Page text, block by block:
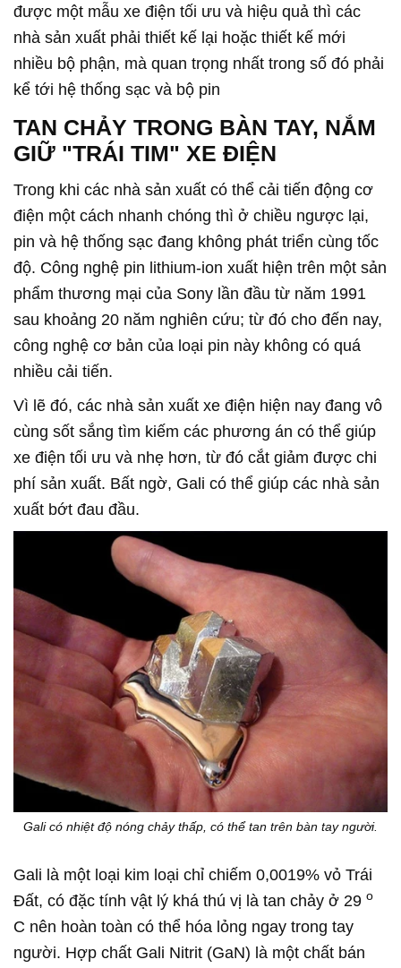
được một mẫu xe điện tối ưu và hiệu quả thì các
nhà sản xuất phải thiết kế lại hoặc thiết kế mới
nhiều bộ phận, mà quan trọng nhất trong số đó phải
kể tới hệ thống sạc và bộ pin
TAN CHẢY TRONG BÀN TAY, NẮM
GIỮ "TRÁI TIM" XE ĐIỆN
Trong khi các nhà sản xuất có thể cải tiến động cơ
điện một cách nhanh chóng thì ở chiều ngược lại,
pin và hệ thống sạc đang không phát triển cùng tốc
độ. Công nghệ pin lithium-ion xuất hiện trên một sản
phẩm thương mại của Sony lần đầu từ năm 1991
sau khoảng 20 năm nghiên cứu; từ đó cho đến nay,
công nghệ cơ bản của loại pin này không có quá
nhiều cải tiến.
Vì lẽ đó, các nhà sản xuất xe điện hiện nay đang vô
cùng sốt sắng tìm kiếm các phương án có thể giúp
xe điện tối ưu và nhẹ hơn, từ đó cắt giảm được chi
phí sản xuất. Bất ngờ, Gali có thể giúp các nhà sản
xuất bớt đau đầu.
Gali có nhiệt độ nóng chảy thấp, có thể tan trên bàn tay người.
Gali là một loại kim loại chỉ chiếm 0,0019% vỏ Trái
Đất, có đặc tính vật lý khá thú vị là tan chảy ở 29 o
C nên hoàn toàn có thể hóa lỏng ngay trong tay
người. Hợp chất Gali Nitrit (GaN) là một chất bán